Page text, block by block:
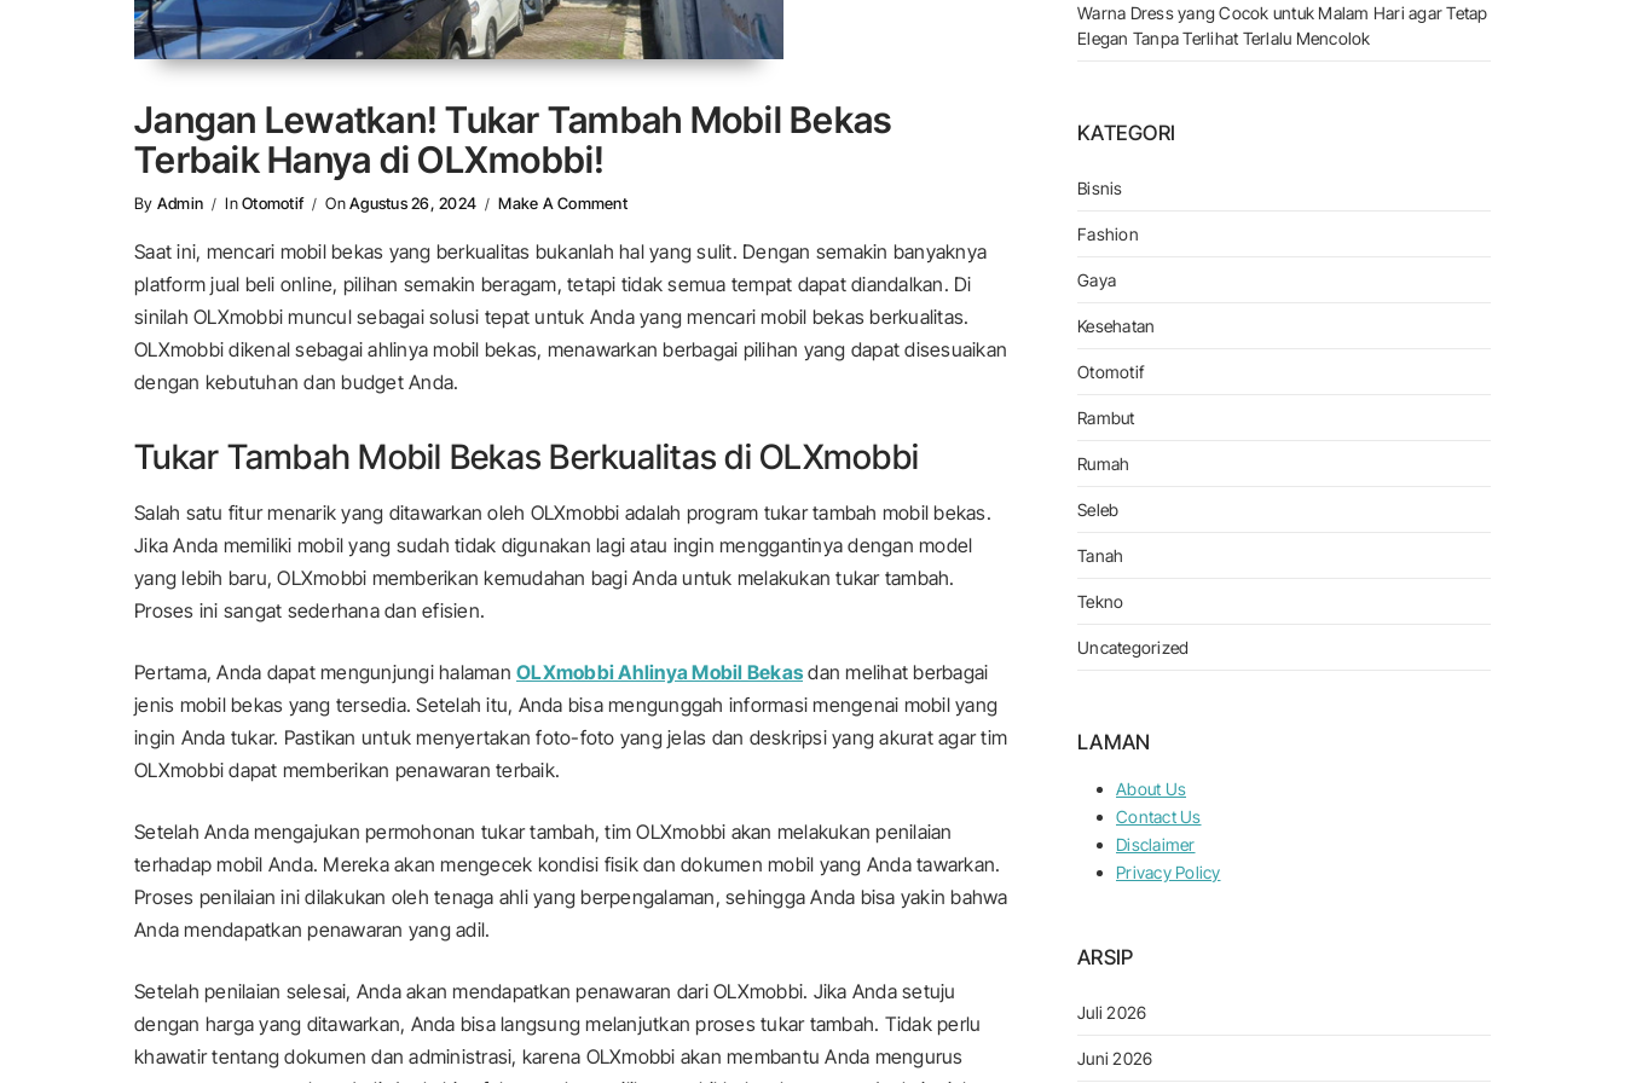
Jangan Lewatkan! Tukar Tambah Mobil Bekas
Terbaik Hanya di OLXmobbi!
By Admin InOtomotif OnAgustus 26, 2024 Make A CommentOn Jangan Lewatkan! Tukar Tambah Mobil Bekas Terbaik Hanya Di OLXmobbi!
Saat ini, mencari mobil bekas yang berkualitas bukanlah hal yang sulit. Dengan semakin banyaknya
platform jual beli online, pilihan semakin beragam, tetapi tidak semua tempat dapat diandalkan. Di
sinilah OLXmobbi muncul sebagai solusi tepat untuk Anda yang mencari mobil bekas berkualitas.
OLXmobbi dikenal sebagai ahlinya mobil bekas, menawarkan berbagai pilihan yang dapat disesuaikan
dengan kebutuhan dan budget Anda.
Tukar Tambah Mobil Bekas Berkualitas di OLXmobbi
Salah satu fitur menarik yang ditawarkan oleh OLXmobbi adalah program tukar tambah mobil bekas.
Jika Anda memiliki mobil yang sudah tidak digunakan lagi atau ingin menggantinya dengan model
yang lebih baru, OLXmobbi memberikan kemudahan bagi Anda untuk melakukan tukar tambah.
Proses ini sangat sederhana dan efisien.
Pertama, Anda dapat mengunjungi halaman OLXmobbi Ahlinya Mobil Bekas dan melihat berbagai
jenis mobil bekas yang tersedia. Setelah itu, Anda bisa mengunggah informasi mengenai mobil yang
ingin Anda tukar. Pastikan untuk menyertakan foto-foto yang jelas dan deskripsi yang akurat agar tim
OLXmobbi dapat memberikan penawaran terbaik.
Setelah Anda mengajukan permohonan tukar tambah, tim OLXmobbi akan melakukan penilaian
terhadap mobil Anda. Mereka akan mengecek kondisi fisik dan dokumen mobil yang Anda tawarkan.
Proses penilaian ini dilakukan oleh tenaga ahli yang berpengalaman, sehingga Anda bisa yakin bahwa
Anda mendapatkan penawaran yang adil.
Setelah penilaian selesai, Anda akan mendapatkan penawaran dari OLXmobbi. Jika Anda setuju
dengan harga yang ditawarkan, Anda bisa langsung melanjutkan proses tukar tambah. Tidak perlu
khawatir tentang dokumen dan administrasi, karena OLXmobbi akan membantu Anda mengurus
Warna Dress yang Cocok untuk Malam Hari agar Tetap
Elegan Tanpa Terlihat Terlalu Mencolok
KATEGORI
Bisnis
Fashion
Gaya
Kesehatan
Otomotif
Rambut
Rumah
Seleb
Tanah
Tekno
Uncategorized
LAMAN
About Us
Contact Us
Disclaimer
Privacy Policy
ARSIP
Juli 2026
Juni 2026